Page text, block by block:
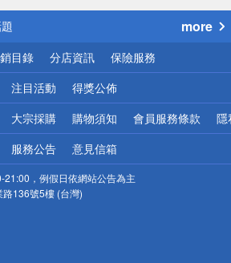
配送
！請小心！
more
目錄 分店資訊 保險服務
注目活動 得獎公佈
大宗採購 購物須知 會員服務條款 隱
服務公告 意見信箱
21:00，例假日依網站公告為主
136號5樓 (台灣)